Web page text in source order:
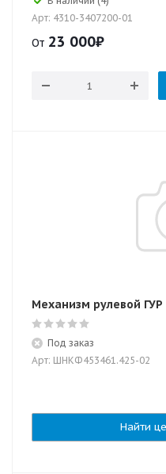
Арт: 4310-3407200-01
От 23 000₽
Механизм рулевой ГУР
Под заказ
Арт: ШНКФ453461.425-02
Найти